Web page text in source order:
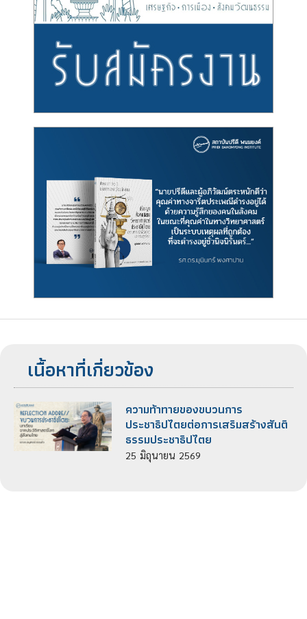
เนื้อหาที่เกี่ยวข้อง
ความท้าทายของขบวนการ
ประชาธิปไตยต่อการเสริมสร้างสันติ
ธรรมประชาธิปไตย
25 มิถุนายน 2569